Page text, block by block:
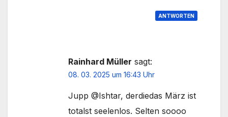
ANTWORTEN
Rainhard Müller sagt:
08. 03. 2025 um 16:43 Uhr
Jupp @Ishtar, derdiedas März ist
totalst seelenlos. Selten soooo